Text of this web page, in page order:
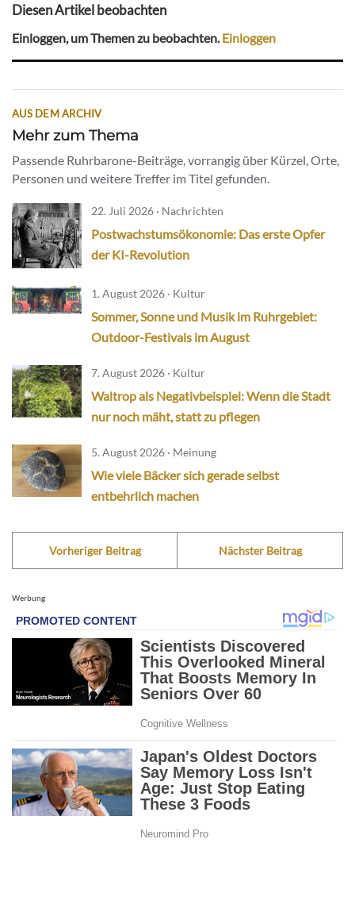
Diesen Artikel beobachten
Einloggen, um Themen zu beobachten.Einloggen
AUS DEM ARCHIV
Mehr zum Thema
Passende Ruhrbarone-Beiträge, vorrangig über Kürzel, Orte,
Personen und weitere Treffer im Titel gefunden.
22. Juli 2026 · Nachrichten
Postwachstumsökonomie: Das erste Opfer
der KI-Revolution
1. August 2026 · Kultur
Sommer, Sonne und Musik im Ruhrgebiet:
Outdoor-Festivals im August
7. August 2026 · Kultur
Waltrop als Negativbeispiel: Wenn die Stadt
nur noch mäht, statt zu pflegen
5. August 2026 · Meinung
Wie viele Bäcker sich gerade selbst
entbehrlich machen
Vorheriger Beitrag Nächster Beitrag
Werbung